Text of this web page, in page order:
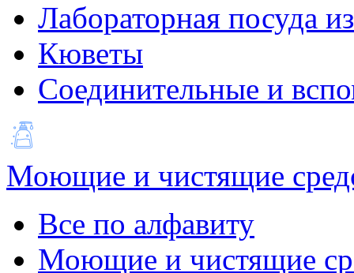
Лабораторная посуда
Кюветы
Соединительные и
Моющие и чистящие
Все по алфавиту
Моющие и чистящие